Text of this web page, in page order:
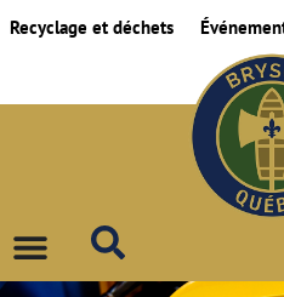
Recyclage et déchets